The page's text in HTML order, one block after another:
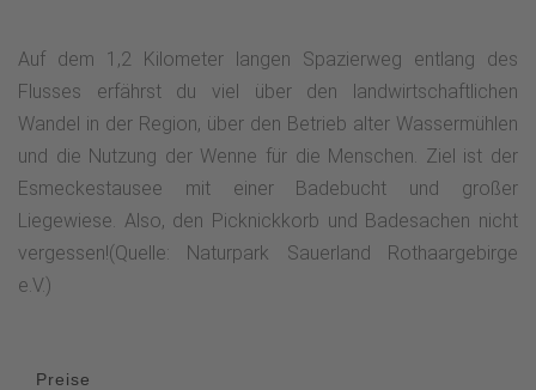
Auf dem 1,2 Kilometer langen Spazierweg entlang des
Flusses erfährst du viel über den landwirtschaftlichen
Wandel in der Region, über den Betrieb alter Wassermühlen
und die Nutzung der Wenne für die Menschen. Ziel ist der
Esmeckestausee mit einer Badebucht und großer
Liegewiese. Also, den Picknickkorb und Badesachen nicht
vergessen!(Quelle: Naturpark Sauerland Rothaargebirge
e.V.)
Preise